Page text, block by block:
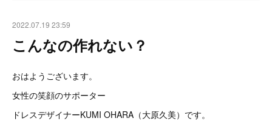
2022.07.19 23:59
こんなの作れない？
おはようございます。
女性の笑顔のサポーター
ドレスデザイナーKUMI OHARA（大原久美）です。